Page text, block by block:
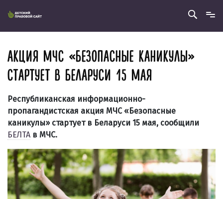
АКЦИЯ МЧС «БЕЗОПАСНЫЕ КАНИКУЛЫ»
СТАРТУЕТ В БЕЛАРУСИ 15 МАЯ
Республиканская информационно-
пропагандистская акция МЧС «Безопасные
каникулы» стартует в Беларуси 15 мая, сообщили
БЕЛТА в МЧС.